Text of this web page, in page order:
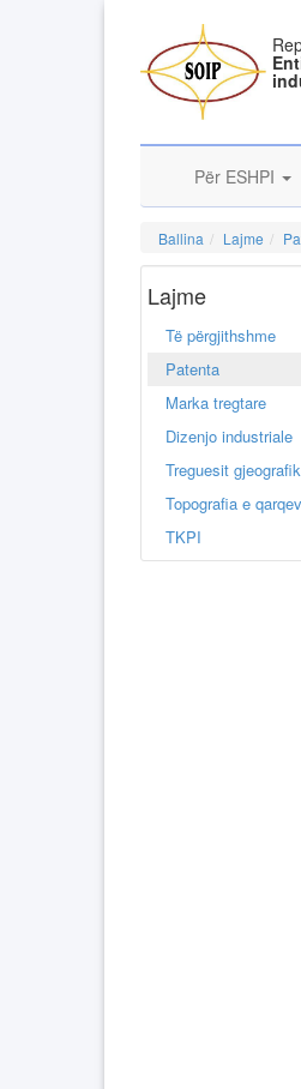
Për ESHPI
Ballina Lajme
Lajme
Të përgjithshme
Patenta
Marka tregtare
Dizenjo industriale
Treguesit gjeografik
Topografia e
TKPI